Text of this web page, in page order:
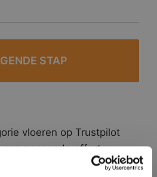
vloeren op Trustpilot
een passende offerte
het tegelzettersgilde